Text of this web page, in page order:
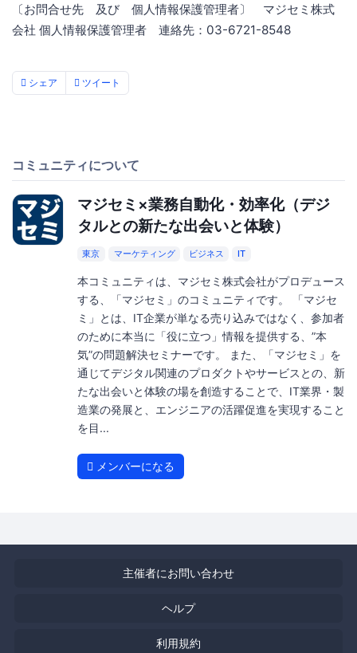
〔お問合せ先 及び 個人情報保護管理者〕 マジセミ株式
会社 個人情報保護管理者 連絡先：03-6721-8548
シェア ツイート
コミュニティについて
マジセミ×業務自動化・効率化（デジ
タルとの新たな出会いと体験）
東京 マーケティング ビジネス IT
本コミュニティは、マジセミ株式会社がプロデュース
する、「マジセミ」のコミュニティです。 「マジセ
ミ」とは、IT企業が単なる売り込みではなく、参加者
のために本当に「役に立つ」情報を提供する、”本
気”の問題解決セミナーです。 また、「マジセミ」を
通じてデジタル関連のプロダクトやサービスとの、新
たな出会いと体験の場を創造することで、IT業界・製
造業の発展と、エンジニアの活躍促進を実現すること
を目...
メンバーになる
主催者にお問い合わせ
ヘルプ
利用規約